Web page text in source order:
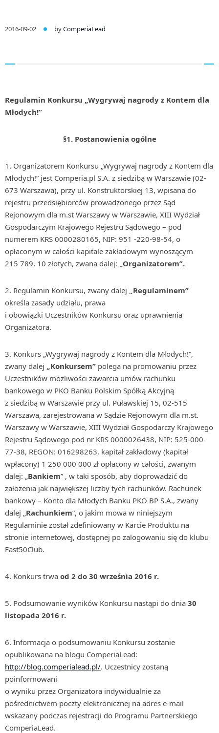
2016-09-02 byComperiaLead
Regulamin Konkursu „Wygrywaj nagrody z Kontem dla
Młodych!”
§1. Postanowienia ogólne
Organizatorem Konkursu „Wygrywaj nagrody z Kontem dla
Młodych!” jest Comperia.pl S.A. z siedzibą w Warszawie (02-
673 Warszawa), przy ul. Konstruktorskiej 13, wpisana do
rejestru przedsiębiorców prowadzonego przez Sąd
Rejonowym dla m.st Warszawy w Warszawie, XIII Wydział
Gospodarczym Krajowego Rejestru Sądowego – pod
numerem KRS 0000280165, NIP: 951 -220-98-54, o
opłaconym w całości kapitale zakładowym wynoszącym
215 789, 10 złotych, zwana dalej: „Organizatorem”.
Regulamin Konkursu, zwany dalej „Regulaminem”
określa zasady udziału, prawa
i obowiązki Uczestników Konkursu oraz uprawnienia
Organizatora.
Konkurs „Wygrywaj nagrody z Kontem dla Młodych!”,
zwany dalej „Konkursem” polega na promowaniu przez
Uczestników możliwości zawarcia umów rachunku
bankowego w PKO Banku Polskim Spółką Akcyjną
z siedzibą w Warszawie przy ul. Puławskiej 15, 02-515
Warszawa, zarejestrowana w Sądzie Rejonowym dla m.st.
Warszawy w Warszawie, XIII Wydział Gospodarczy Krajowego
Rejestru Sądowego pod nr KRS 0000026438, NIP: 525-000-
77-38, REGON: 016298263, kapitał zakładowy (kapitał
wpłacony) 1 250 000 000 zł opłacony w całości, zwanym
dalej: „Bankiem” , w taki sposób, aby doprowadzić do
założenia jak największej liczby tych rachunków. Rachunek
bankowy – Konto dla Młodych Banku PKO BP S.A., zwany
dalej „Rachunkiem”, o jakim mowa w niniejszym
Regulaminie został zdefiniowany w Karcie Produktu na
stronie internetowej, dostępnej po zalogowaniu się do klubu
Fast50Club.
Konkurs trwa od 2 do 30 września 2016 r.
Podsumowanie wyników Konkursu nastąpi do dnia 30
listopada 2016 r.
Informacja o podsumowaniu Konkursu zostanie
opublikowana na blogu ComperiaLead:
http://blog.comperialead.pl/. Uczestnicy zostaną
poinformowani
o wyniku przez Organizatora indywidualnie za
pośrednictwem poczty elektronicznej na adres e-mail
wskazany podczas rejestracji do Programu Partnerskiego
ComperiaLead.